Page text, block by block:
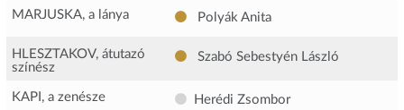
MARJUSKA, a lánya Polyák Anita
HLESZTAKOV, átutazó
színész
Szabó Sebestyén László
KAPI, a zenésze Herédi Zsombor